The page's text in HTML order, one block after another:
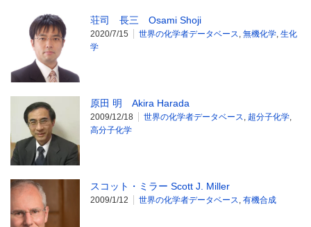
荘司 長三 Osami Shoji
2020/7/15 世界の化学者データベース 無機化学 生化
学
原田 明 Akira Harada
2009/12/18 世界の化学者データベース 超分子化学
高分子化学
スコット・ミラー Scott J. Miller
2009/1/12 世界の化学者データベース 有機合成